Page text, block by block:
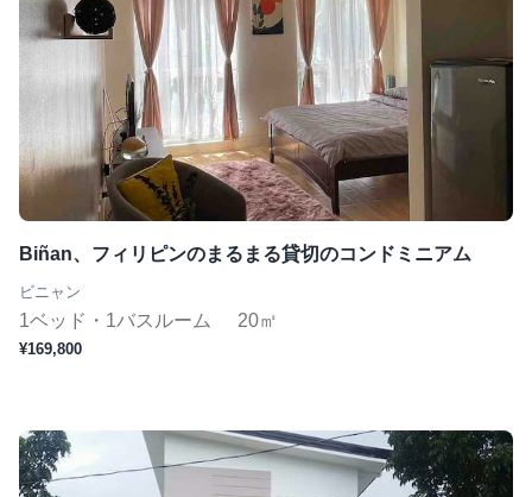
Biñan、フィリピンのまるまる貸切のコンドミニアム
ビニャン
1ベッド・1バスルーム 20㎡
¥169,800